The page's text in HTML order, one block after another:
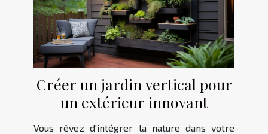
Créer un jardin vertical pour
un extérieur innovant
Vous rêvez d'intégrer la nature dans votre